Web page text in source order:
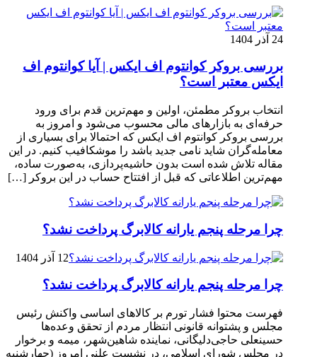
24 آذر 1404
بررسی بروکر کوانتوم اف ایکس | آیا کوانتوم اف
ایکس معتبر است؟
انتخاب بروکر مطمئن، اولین و مهم‌ترین قدم برای ورود
حرفه‌ای به بازارهای مالی محسوب می‌شود و امروز به
بررسی بروکر کوانتوم اف ایکس که احتمالا برای بسیاری از
معامله‌گران شاید نامی جدید باشد را موشکافیب کنیم. در این
مقاله تلاش شده است بدون حاشیه‌پردازی، به‌صورت ساده،
مهم‌ترین اطلاعاتی که قبل از افتتاح حساب در این بروکر […]
چرا مرحله پنجم یارانه کالابرگ پرداخت نشد؟
12 آذر 1404
چرا مرحله پنجم یارانه کالابرگ پرداخت نشد؟
فهرست محتوا فشار تورم بر کالاهای اساسی واکنش رئیس
مجلس و پشتوانه قانونی انتظار مردم از تحقق وعده‌ها
حسینعلی حاجی‌دلیگانی، نماینده شاهین‌شهر، میمه و برخوار
در مجلس شورای اسلامی، در نشست علنی امروز (چهارشنبه